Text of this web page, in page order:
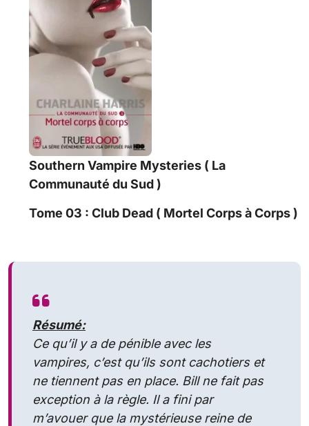
Southern Vampire Mysteries ( La
Communauté du Sud )
Tome 03 : Club Dead ( Mortel Corps à Corps )
Résumé:
Ce qu’il y a de pénible avec les
vampires, c’est qu’ils sont cachotiers et
ne tiennent pas en place. Bill ne fait pas
exception à la règle. Il a fini par
m’avouer que la mystérieuse reine de